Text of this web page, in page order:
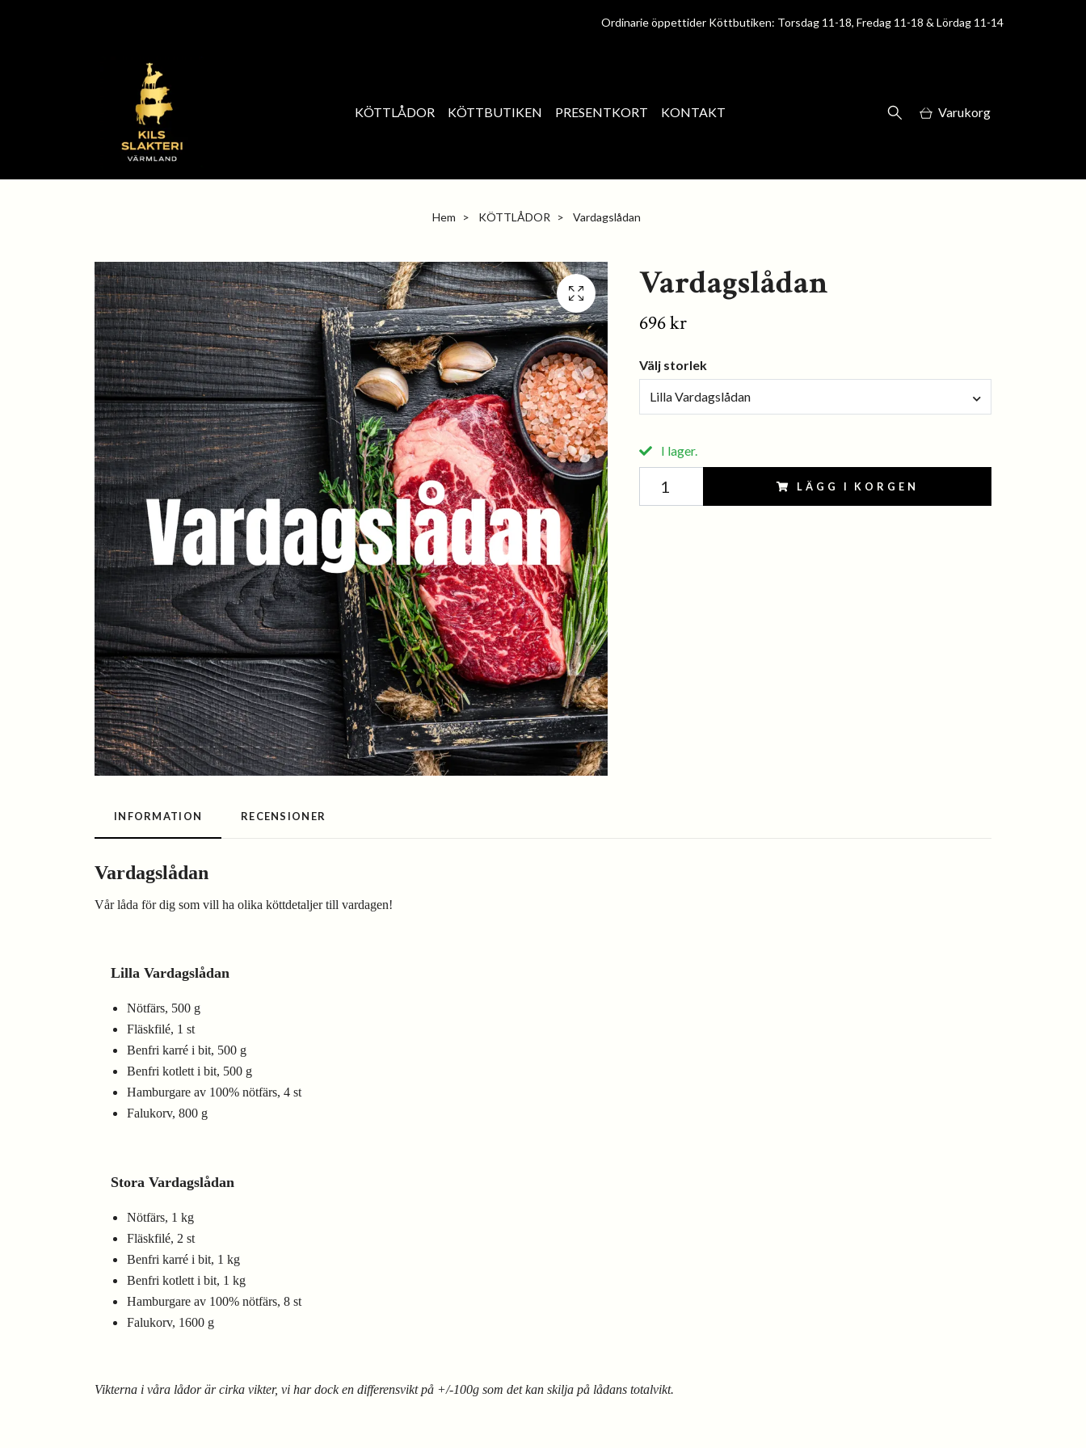
Ordinarie öppettider Köttbutiken: Torsdag 11-18, Fredag 11-18 & Lördag 11-14
KÖTTLÅDOR KÖTTBUTIKEN PRESENTKORT KONTAKT Varukorg
Hem KÖTTLÅDOR Vardagslådan
Vardagslådan
696 kr
Välj storlek
Lilla Vardagslådan
I lager.
LÄGG I KORGEN
INFORMATION RECENSIONER
Vardagslådan
Vår låda för dig som vill ha olika köttdetaljer till vardagen!
Lilla Vardagslådan
Nötfärs, 500 g
Fläskfilé, 1 st
Benfri karré i bit, 500 g
Benfri kotlett i bit, 500 g
Hamburgare av 100% nötfärs, 4 st
Falukorv, 800 g
Stora Vardagslådan
Nötfärs, 1 kg
Fläskfilé, 2 st
Benfri karré i bit, 1 kg
Benfri kotlett i bit, 1 kg
Hamburgare av 100% nötfärs, 8 st
Falukorv, 1600 g
Vikterna i våra lådor är cirka vikter, vi har dock en differensvikt på +/-100g som det kan skilja på lådans totalvikt.